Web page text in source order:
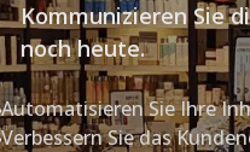
Kommunizieren Sie
noch heute.
Automatisieren Sie Ihre
Verbessern Sie das